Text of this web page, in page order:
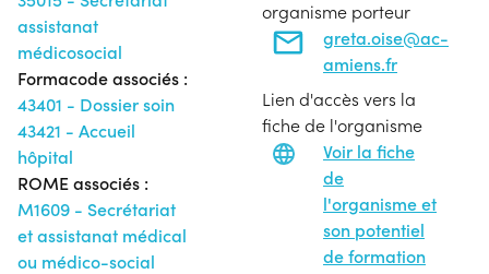
assistanat
médicosocial
Formacode associés :
43401 - Dossier soin
43421 - Accueil
hôpital
ROME associés :
M1609 - Secrétariat
et assistanat médical
ou médico-social
organisme porteur
greta.oise@ac-
amiens.fr
Lien d'accès vers la
fiche de l'organisme
Voir la fiche
de
l'organisme et
son potentiel
de formation